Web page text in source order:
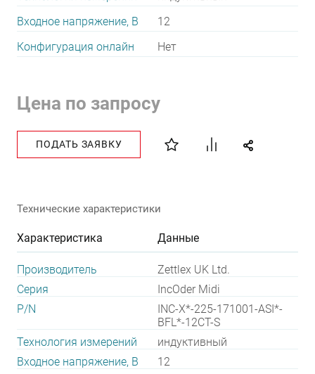
Входное напряжение, В
12
Конфигурация онлайн
Нет
Цена по запросу
ПОДАТЬ ЗАЯВКУ
Технические характеристики
Характеристика Данные
Производитель
Zettlex UK Ltd.
Серия
IncOder Midi
P/N
INC-X*-225-171001-ASI*-
BFL*-12CT-S
Технология измерений
индуктивный
Входное напряжение, В
12